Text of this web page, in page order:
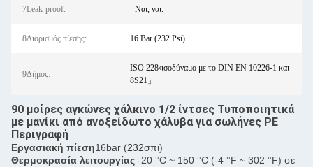
7Leak-proof: - Ναι, ναι.
8Διορισμός πίεσης: 16 Bar (232 Psi)
9Δήμος:
ISO 228‹ισοδύναμο με το DIN EN 10226-1 και
8S21」
90 μοίρες αγκώνες χάλκινο 1/2 ίντσες Τυποποιητικά
με μανίκι από ανοξείδωτο χάλυβα για σωλήνες PE
Περιγραφή
Εργασιακή πίεση16bar (232σπι)
Θερμοκρασία λειτουργίας -20 °C ~ 150 °C (-4 °F ~ 302 °F) σε